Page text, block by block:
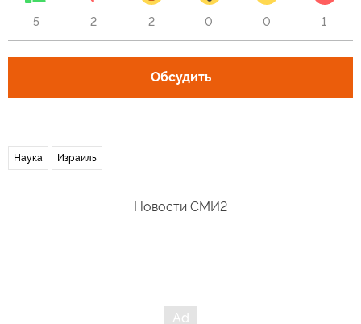
5 2 2 0 0 1
Обсудить
Наука Израиль
Новости СМИ2